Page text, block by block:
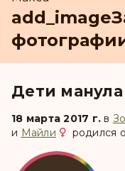
add_image
Дети
18 марта 2017 г. в
и Майли родился